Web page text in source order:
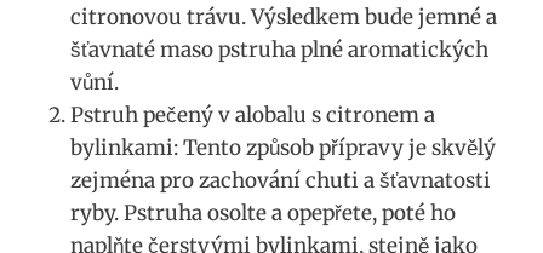
citronovou trávu. Výsledkem bude​ jemné⁤ a
⁣šťavnaté maso pstruha plné aromatických
vůní.
Pstruh ⁣pečený v alobalu s citronem a
bylinkami: Tento způsob přípravy je skvělý
zejména‌ pro zachování chuti a šťavnatosti
ryby.‍ Pstruha osolte⁤ a⁢ opepřete, poté ho
naplňte čerstvými bylinkami, stejně‌ jako